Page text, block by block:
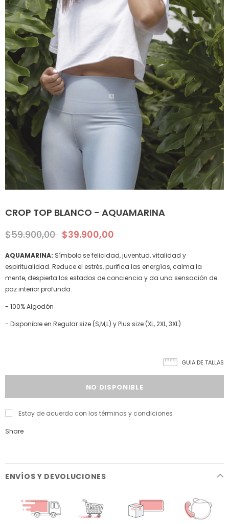
CROP TOP BLANCO - AQUAMARINA
$59.900,00 $39.900,00
AQUAMARINA: Símbolo se felicidad, juventud, vitalidad y
espiritualidad. Reduce el estrés, purifica las energías, calma la
mente, despierta los estados de conciencia y da una sensación de
paz interior profunda.
- 100% Algodón
- Disponible en Regular size (S,M,L) y Plus size (XL, 2XL, 3XL)
GUIA DE TALLAS
Estoy de acuerdo con los términos y condiciones
Share
ENVÍOS Y DEVOLUCIONES